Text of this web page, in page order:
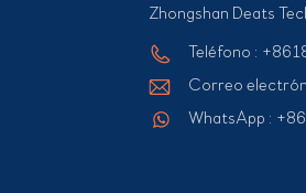
Zhongshan Deats
Teléfono :
Correo
WhatsApp :